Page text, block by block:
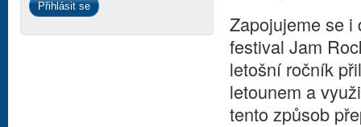
Zapojujeme se i
festival Jam
letošní ročník
letounem a
tento způsob